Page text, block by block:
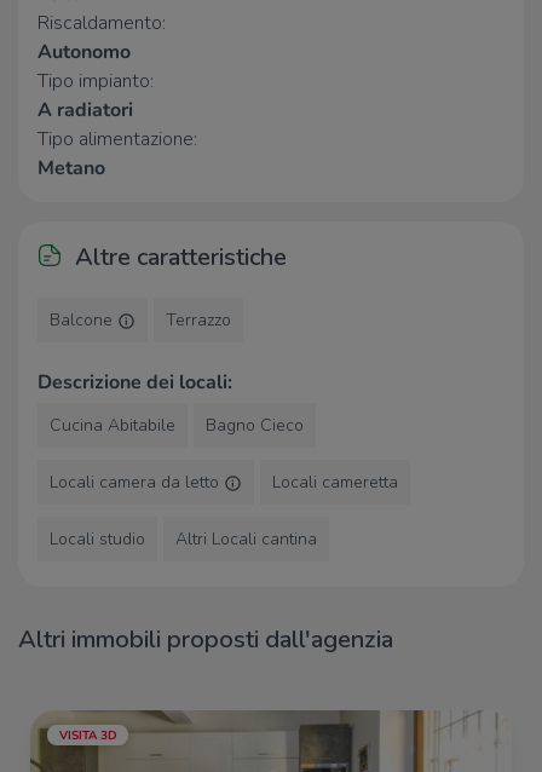
Riscaldamento:
Autonomo
Tipo impianto:
A radiatori
Tipo alimentazione:
Metano
Altre caratteristiche
Balcone Terrazzo
Descrizione dei locali:
Cucina Abitabile Bagno Cieco
Locali camera da letto Locali cameretta
Locali studio Altri Locali cantina
Altri immobili proposti dall'agenzia
VISITA 3D